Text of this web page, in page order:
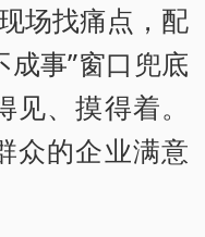
场找痛点，配
成事”窗口兜底
、摸得着。
众的企业满意